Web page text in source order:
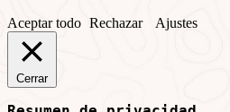
Aceptar todo Rechazar Ajustes
Cerrar